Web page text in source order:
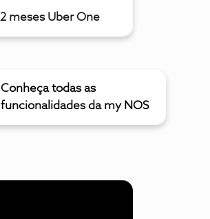
meses Uber One
Conheça todas as
funcionalidades da my NOS